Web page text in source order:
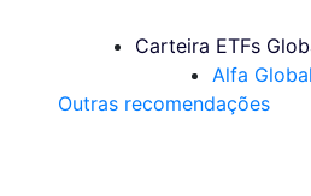
Carteira ETFs
Alfa Global
Outras recomendações